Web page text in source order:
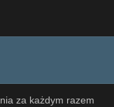
za każdym razem